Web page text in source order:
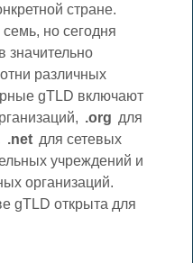
стране.
но сегодня
значительно
различных
gTLD включают
.org для
.net для сетевых
учреждений и
организаций.
gTLD открыта для